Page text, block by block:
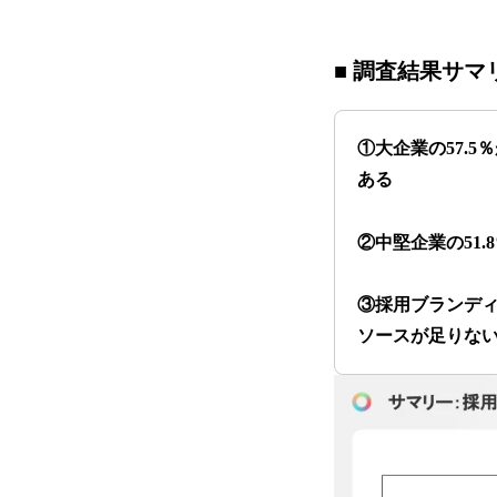
■ 調査結果サマ
①大企業の57.5％
ある
②中堅企業の
③採用ブランデ
ソースが足りな